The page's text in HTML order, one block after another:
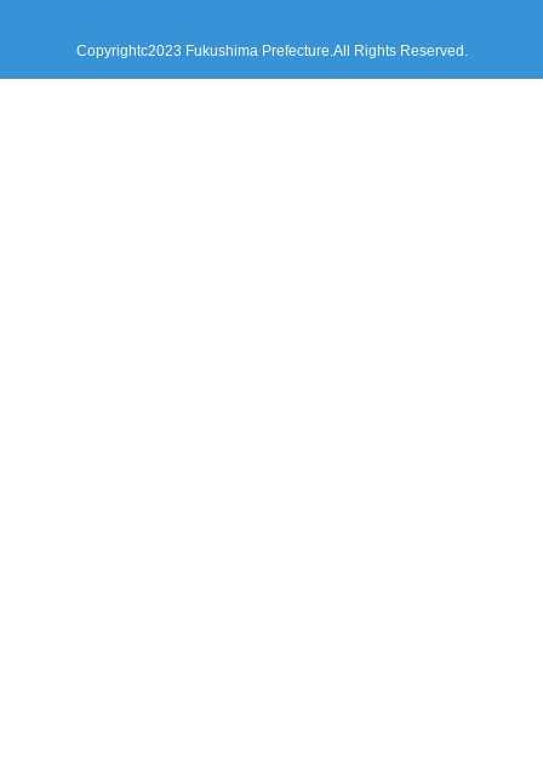
Copyrightc2023 Fukushima Prefecture.All Rights Reserved.